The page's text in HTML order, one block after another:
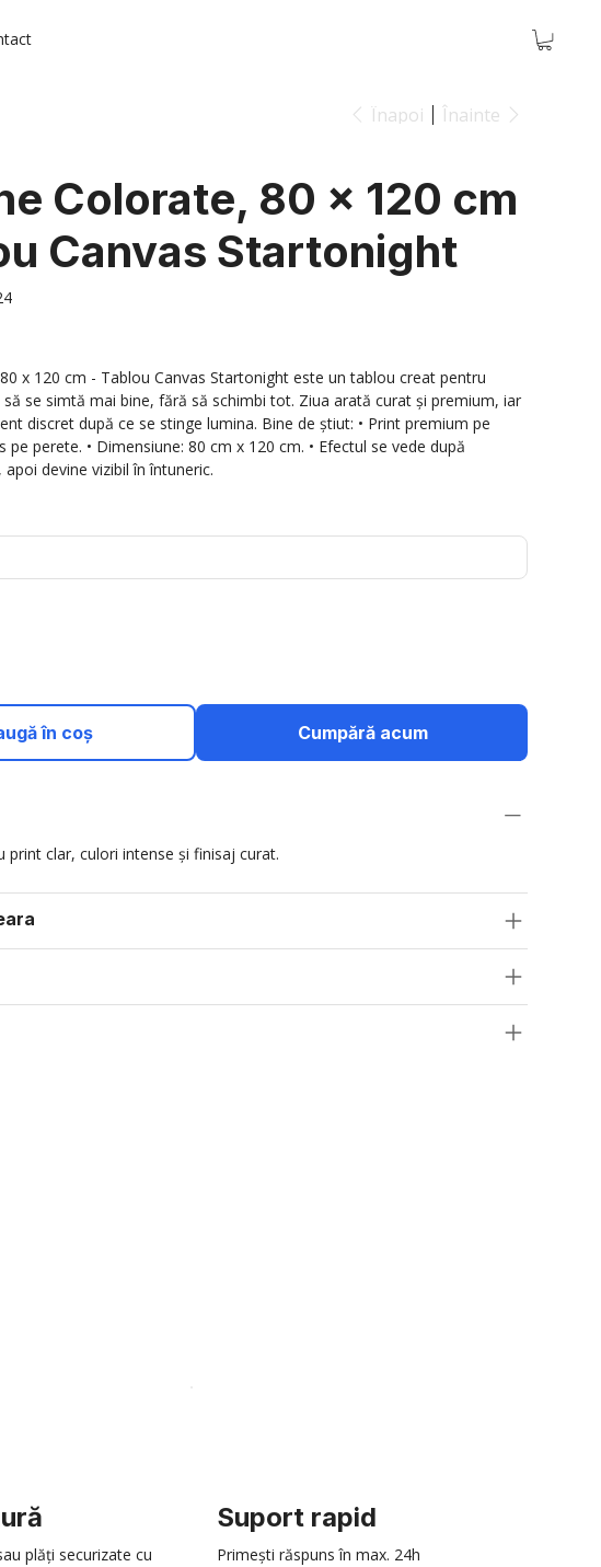
Înapoi Înainte
Colorate, 80 x 120 cm
Canvas Startonight
x 120 cm - Tablou Canvas Startonight este un tablou creat pentru
se simtă mai bine, fără să schimbi tot. Ziua arată curat și premium, iar
discret după ce se stinge lumina. Bine de știut: • Print premium pe
pe perete. • Dimensiune: 80 cm x 120 cm. • Efectul se vede după
devine vizibil în întuneric.
în coș Cumpără acum
print clar, culori intense și finisaj curat.
plăți securizate cu
Suport rapid
Primești răspuns în max. 24h